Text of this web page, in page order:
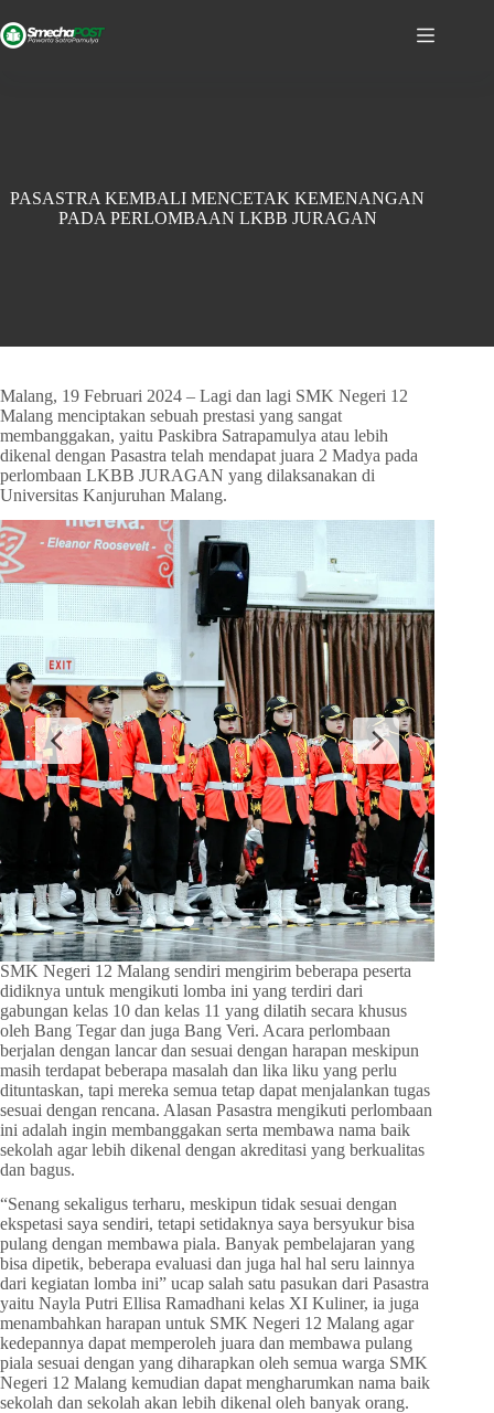
PASASTRA KEMBALI MENCETAK KEMENANGAN
PADA PERLOMBAAN LKBB JURAGAN
Malang, 19 Februari 2024 – Lagi dan lagi SMK Negeri 12
Malang menciptakan sebuah prestasi yang sangat
membanggakan, yaitu Paskibra Satrapamulya atau lebih
dikenal dengan Pasastra telah mendapat juara 2 Madya pada
perlombaan LKBB JURAGAN yang dilaksanakan di
Universitas Kanjuruhan Malang.
SMK Negeri 12 Malang sendiri mengirim beberapa peserta
didiknya untuk mengikuti lomba ini yang terdiri dari
gabungan kelas 10 dan kelas 11 yang dilatih secara khusus
oleh Bang Tegar dan juga Bang Veri. Acara perlombaan
berjalan dengan lancar dan sesuai dengan harapan meskipun
masih terdapat beberapa masalah dan lika liku yang perlu
dituntaskan, tapi mereka semua tetap dapat menjalankan tugas
sesuai dengan rencana. Alasan Pasastra mengikuti perlombaan
ini adalah ingin membanggakan serta membawa nama baik
sekolah agar lebih dikenal dengan akreditasi yang berkualitas
dan bagus.
“Senang sekaligus terharu, meskipun tidak sesuai dengan
ekspetasi saya sendiri, tetapi setidaknya saya bersyukur bisa
pulang dengan membawa piala. Banyak pembelajaran yang
bisa dipetik, beberapa evaluasi dan juga hal hal seru lainnya
dari kegiatan lomba ini” ucap salah satu pasukan dari Pasastra
yaitu Nayla Putri Ellisa Ramadhani kelas XI Kuliner, ia juga
menambahkan harapan untuk SMK Negeri 12 Malang agar
kedepannya dapat memperoleh juara dan membawa pulang
piala sesuai dengan yang diharapkan oleh semua warga SMK
Negeri 12 Malang kemudian dapat mengharumkan nama baik
sekolah dan sekolah akan lebih dikenal oleh banyak orang.